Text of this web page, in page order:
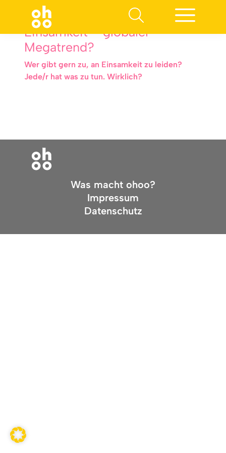
Einsamkeit – globaler
Megatrend?
Wer gibt gern zu, an Einsamkeit zu leiden?
Jede/r hat was zu tun. Wirklich?
Was macht ohoo?
Impressum
Datenschutz